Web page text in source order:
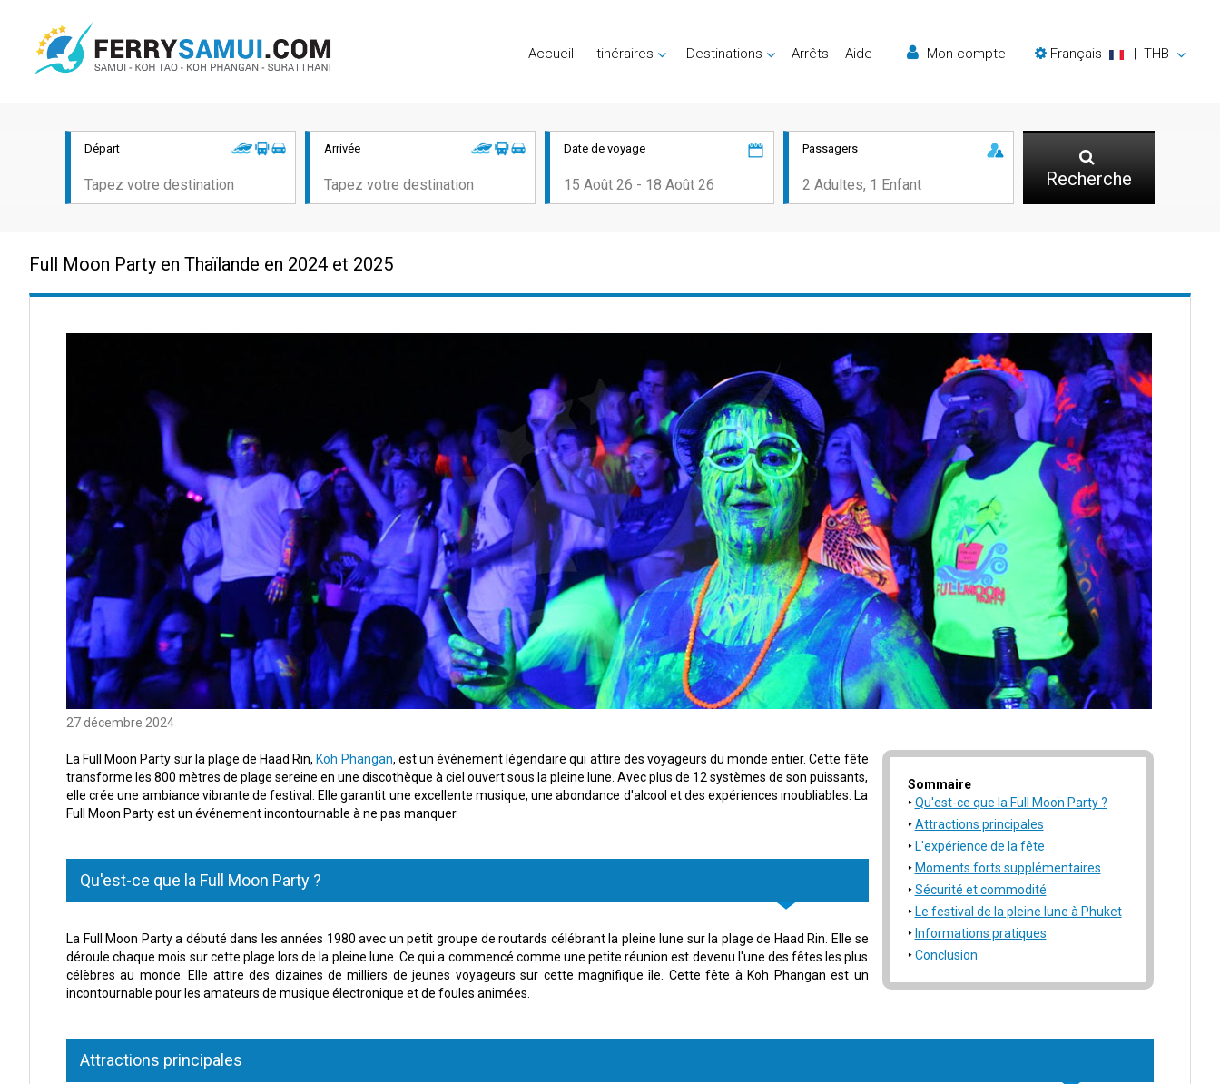
Accueil Itinéraires Destinations Arrêts Aide Mon compte Français | THB
Départ Arrivée Date de voyage Passagers
Recherche
Full Moon Party en Thaïlande en 2024 et 2025
27 décembre 2024
Sommaire
Qu'est-ce que la Full Moon Party ?
Attractions principales
L'expérience de la fête
Moments forts supplémentaires
Sécurité et commodité
Le festival de la pleine lune à Phuket
Informations pratiques
Conclusion
La Full Moon Party sur la plage de Haad Rin,Koh Phangan, est un événement légendaire qui attire des voyageurs du monde entier. Cette fête
transforme les 800 mètres de plage sereine en une discothèque à ciel ouvert sous la pleine lune. Avec plus de 12 systèmes de son puissants,
elle crée une ambiance vibrante de festival. Elle garantit une excellente musique, une abondance d'alcool et des expériences inoubliables. La
Full Moon Party est un événement incontournable à ne pas manquer.
Qu'est-ce que la Full Moon Party ?
La Full Moon Party a débuté dans les années 1980 avec un petit groupe de routards célébrant la pleine lune sur la plage de Haad Rin. Elle se
déroule chaque mois sur cette plage lors de la pleine lune. Ce qui a commencé comme une petite réunion est devenu l'une des fêtes les plus
célèbres au monde. Elle attire des dizaines de milliers de jeunes voyageurs sur cette magnifique île. Cette fête à Koh Phangan est un
incontournable pour les amateurs de musique électronique et de foules animées.
Attractions principales